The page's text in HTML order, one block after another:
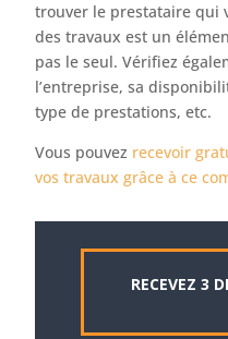
trouver le prestataire qui
des travaux est un
pas le seul. Vérifiez
l’entreprise, sa
type de prestations, etc.
Vous pouvez recevoir
vos travaux grâce à ce
RECEVEZ 3